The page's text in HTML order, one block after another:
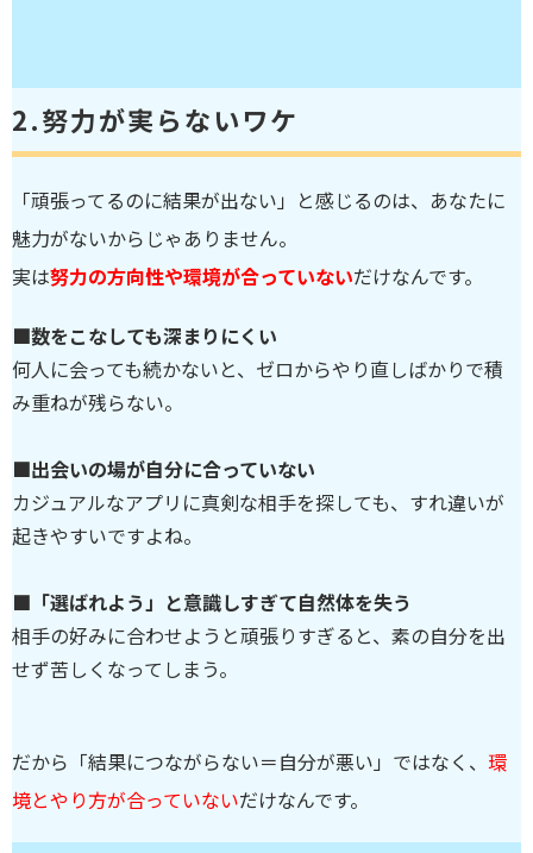
2.努力が実らないワケ
「頑張ってるのに結果が出ない」と感じるのは、あなたに
魅力がないからじゃありません。
実は努力の方向性や環境が合っていないだけなんです。
■数をこなしても深まりにくい
何人に会っても続かないと、ゼロからやり直しばかりで積
み重ねが残らない。
■出会いの場が自分に合っていない
カジュアルなアプリに真剣な相手を探しても、すれ違いが
起きやすいですよね。
■「選ばれよう」と意識しすぎて自然体を失う
相手の好みに合わせようと頑張りすぎると、素の自分を出
せず苦しくなってしまう。
だから「結果につながらない＝自分が悪い」ではなく、 環
境とやり方が合っていないだけなんです。